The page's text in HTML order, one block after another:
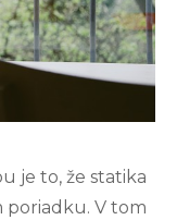
je to, že statika
poriadku. V tom